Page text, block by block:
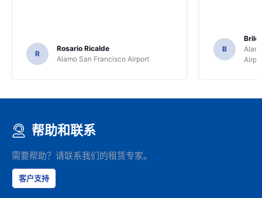
R
Rosario Ricalde
Alamo San Francisco Airport
B
帮助和联系
需要帮助？请联系我们的租赁专家。
客户支持